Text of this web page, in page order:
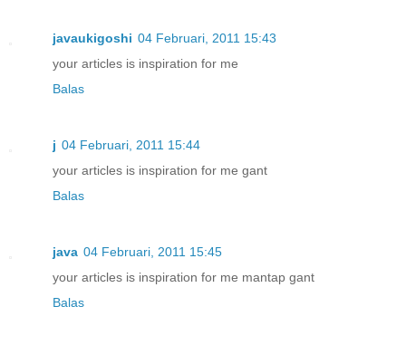
javaukigoshi 04 Februari, 2011 15:43
your articles is inspiration for me
Balas
j 04 Februari, 2011 15:44
your articles is inspiration for me gant
Balas
java 04 Februari, 2011 15:45
your articles is inspiration for me mantap gant
Balas